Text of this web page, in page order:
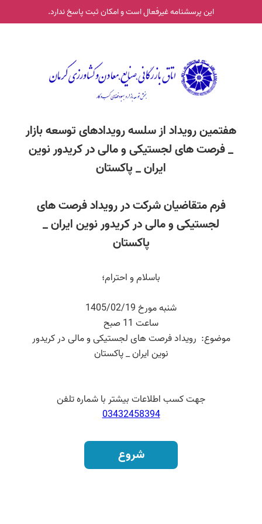
این پرسشنامه غیر‌فعال است و امکان ثبت پاسخ ندارد.
هفتمین رویداد از سلسه رویدادهای توسعه بازار
_ فرصت های لجستیکی و مالی در کریدور نوین
ایران _ پاکستان
فرم متقاضیان شرکت در رویداد فرصت های
لجستیکی و مالی در کریدور نوین ایران _
پاکستان
باسلام و احترام؛
شنبه مورخ 1405/02/19
ساعت 11 صبح
موضوع: رویداد فرصت های لجستیکی و مالی در کریدور
نوین ایران _ پاکستان
جهت کسب اطلاعات بیشتر با شماره تلفن
03432458394
شروع